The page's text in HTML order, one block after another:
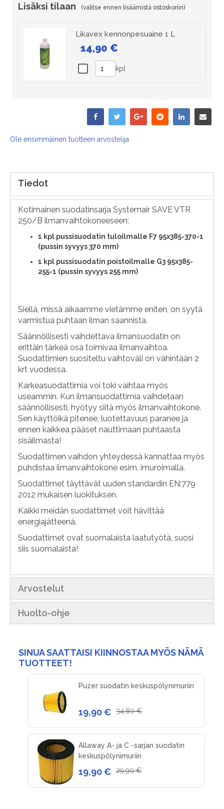
Lisäksi tilaan
Likavex kennonpesuaine 1 L
14,90 €
kpl
Ole ensimmäinen tuotteen arvostelija
Tiedot
Kotimainen suodatinsarja Systemair SAVE VTR
250/B ilmanvaihtokoneeseen:
1 kpl pussisuodatin tuloilmalle F7 95x385-370-1
(pussin syvyys 370 mm)
1 kpl pussisuodatin poistoilmalle G3 95x385-
255-1 (pussin syvyys 255 mm)
Siellä, missä aikaamme vietämme eniten, on syytä
varmistua puhtaan ilman saannista.
Säännöllisesti vaihdettava ilmansuodatin on
erittäin tärkeä osa toimivaa ilmanvaihtoa.
Suodattimien suositeltu vaihtoväli on vähintään 2
krt vuodessa.
Karkeasuodattimia voi toki vaihtaa myös
useammin. Kun ilmansuodattimia vaihdetaan
säännöllisesti, hyötyy siitä myös ilmanvaihtokone.
Sen käyttöikä pitenee, luotettavuus paranee ja
ennen kaikkea pääset nauttimaan puhtaasta
sisäilmasta!
Suodattimen vaihdon yhteydessä kannattaa myös
puhdistaa ilmanvaihtokone esim. imuroimalla.
Suodattimet täyttävät uuden standardin EN:779
2012 mukaisen luokituksen.
Kaikki meidän suodattimet voit hävittää
energiajätteenä.
Suodattimet ovat suomalaista laatutyötä, suosi
siis suomalaista!
Arvostelut
Huolto-ohje
SINUA SAATTAISI KIINNOSTAA MYÖS NÄMÄ
TUOTTEET!
Puzer suodatin keskuspölynimuriin
19,90 € 34,80 €
Allaway A- ja C -sarjan suodatin
keskuspölynimuriin
19,90 € 29,90 €